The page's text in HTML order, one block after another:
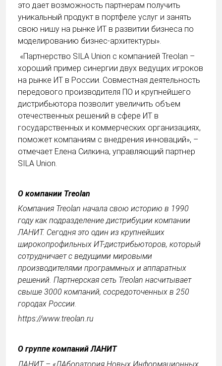
это дает возможность партнерам получить
уникальный продукт в портфеле услуг и занять
свою нишу на рынке ИТ в развитии бизнеса по
моделированию бизнес-архитектуры».
«Партнерство SILA Union с компанией Treolan –
хороший пример синергии двух ведущих игроков
на рынке ИТ в России. Совместная деятельность
передового производителя ПО и крупнейшего
дистрибьютора позволит увеличить объем
отечественных решений в сфере ИТ в
государственных и коммерческих организациях,
поможет компаниям с внедрения инноваций», –
отмечает Елена Силкина, управляющий партнер
SILA Union.
О компании Treolan
Компания Treolan начала свою историю в 1990
году как подразделение дистрибуции компании
ЛАНИТ. Сегодня это один из крупнейших
широкопрофильных ИТ-дистрибьюторов, который
сотрудничает с ведущими мировыми
производителями программных и аппаратных
решений. Партнерская сеть Treolan насчитывает
свыше 3000 компаний, сосредоточенных в 250
городах России.
https://www.treolan.ru
О группе компаний ЛАНИТ
ЛАНИТ – «ЛАборатория Новых Информационных